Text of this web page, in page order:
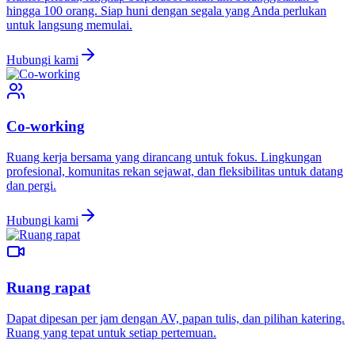
hingga 100 orang. Siap huni dengan segala yang Anda perlukan
untuk langsung memulai.
Hubungi kami
Co-working
Ruang kerja bersama yang dirancang untuk fokus. Lingkungan
profesional, komunitas rekan sejawat, dan fleksibilitas untuk datang
dan pergi.
Hubungi kami
Ruang rapat
Dapat dipesan per jam dengan AV, papan tulis, dan pilihan katering.
Ruang yang tepat untuk setiap pertemuan.